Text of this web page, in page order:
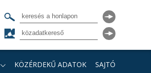
KÖZÉRDEKŰ ADATOK SAJTÓ